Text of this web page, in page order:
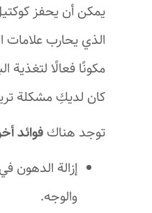
يمكن أن يحفز كوكتيل
مكونًا فعالًا لتغذية
كان لديكِ مشكلة
توجد هناك فوائد
إزالة الدهون
والوجه.